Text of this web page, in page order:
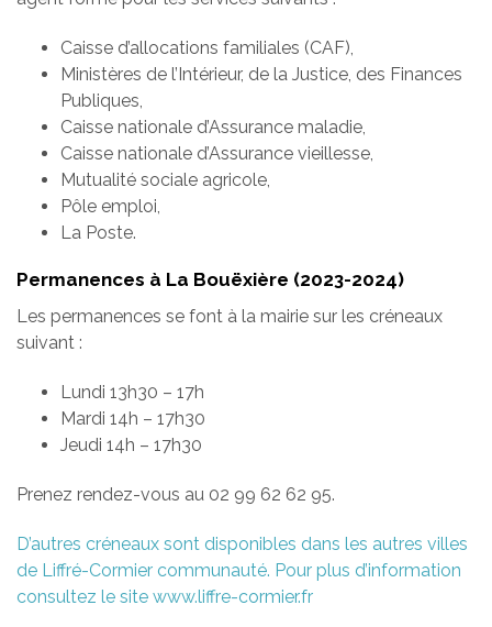
Caisse d’allocations familiales (CAF),
Ministères de l’Intérieur, de la Justice, des Finances
Publiques,
Caisse nationale d’Assurance maladie,
Caisse nationale d’Assurance vieillesse,
Mutualité sociale agricole,
Pôle emploi,
La Poste.
Permanences à La Bouëxière (2023-2024)
Les permanences se font à la mairie sur les créneaux
suivant :
Lundi 13h30 – 17h
Mardi 14h – 17h30
Jeudi 14h – 17h30
Prenez rendez-vous au 02 99 62 62 95.
D’autres créneaux sont disponibles dans les autres villes
de Liffré-Cormier communauté. Pour plus d’information
consultez le site www.liffre-cormier.fr